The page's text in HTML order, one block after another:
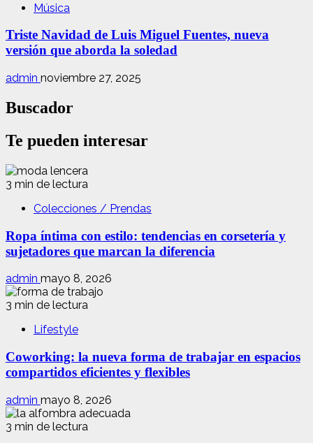
Música
Triste Navidad de Luis Miguel Fuentes, nueva
versión que aborda la soledad
admin noviembre 27, 2025
Buscador
Te pueden interesar
3 min de lectura
Colecciones / Prendas
Ropa íntima con estilo: tendencias en corsetería y
sujetadores que marcan la diferencia
admin mayo 8, 2026
3 min de lectura
Lifestyle
Coworking: la nueva forma de trabajar en espacios
compartidos eficientes y flexibles
admin mayo 8, 2026
3 min de lectura